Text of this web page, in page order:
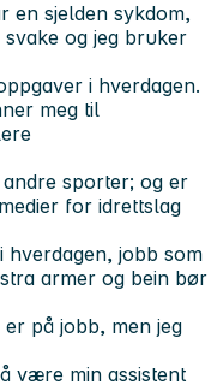
en sjelden sykdom,
og jeg bruker
i hverdagen.
meg til
sporter; og er
for idrettslag
hverdagen, jobb som
armer og bein bør
på jobb, men jeg
være min assistent